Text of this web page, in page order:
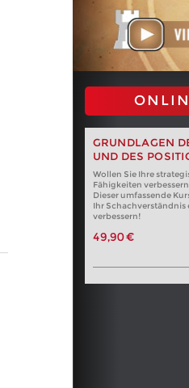
GRUNDLAGEN
UND DES
Wollen Sie Ihre
Fähigkeiten
Dieser umfassende
Ihr Schachverständnis
verbessern!
49,90 €